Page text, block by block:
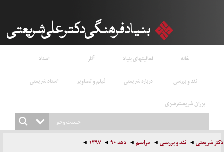
خانه فعالیتهای بنیاد آثار
اسناد
نقد و بررسی
درباره شریعتی فیلم و تصاویر
استاد شریعتی
پوران شریعت‌رضوی
دکتر شریعتی نقد و بررسی مراسم دهه ۹۰ ۱۳۹۷